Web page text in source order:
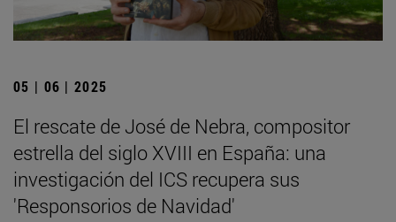
05 | 06 | 2025
El rescate de José de Nebra, compositor
estrella del siglo XVIII en España: una
investigación del ICS recupera sus
'Responsorios de Navidad'